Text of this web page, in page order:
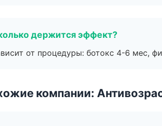
держится эффект?
от процедуры: ботокс 4-6 мес,
компании: